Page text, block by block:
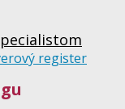
register